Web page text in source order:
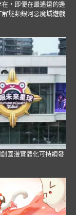
，即便在最遙遠的邊
謎類銀河惡魔城遊戲
國漫實體化可持續發